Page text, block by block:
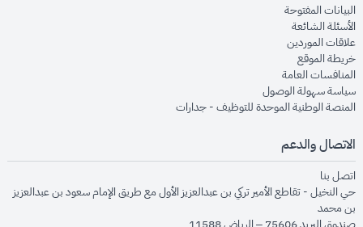
البيانات المفتوحةopens in new window
الأسئلة الشائعةopens in new window
علاقات الموردينopens in new window
خريطة الموقعopens in new window
المنافسات العامةopens in new window
سياسة سهولة الوصولopens in new window
المنصة الوطنية الموحدة للتوظيف - جداراتopens in new window
الاتصال والدعم
اتصل بنا
حي النخيل - تقاطع الأمير تركي بن عبدالعزيز الأول مع طريق الإمام سعود بن عبدالعزيز
بن محمد